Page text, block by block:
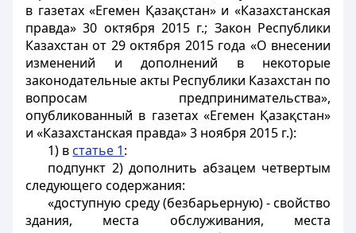
в газетах «Егемен Қазақстан» и «Казахстанская
правда» 30 октября 2015 г.; Закон Республики
Казахстан от 29 октября 2015 года «О внесении
изменений и дополнений в некоторые
законодательные акты Республики Казахстан по
вопросам предпринимательства»,
опубликованный в газетах «Егемен Қазақстан»
и «Казахстанская правда» 3 ноября 2015 г.):
1) в статье 1:
подпункт 2) дополнить абзацем четвертым
следующего содержания:
«доступную среду (безбарьерную) - свойство
здания, места обслуживания, места